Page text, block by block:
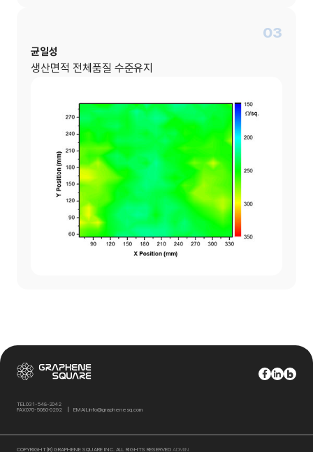
03
균일성
생산면적 전체품질 수준유지
TEL031-548-2042
FAX070-5080-0292 EMAILinfo@graphenesq.com
COPYRIGHT(R) GRAPHENE SQUARE INC. ALL RIGHTS RESERVED ADMIN